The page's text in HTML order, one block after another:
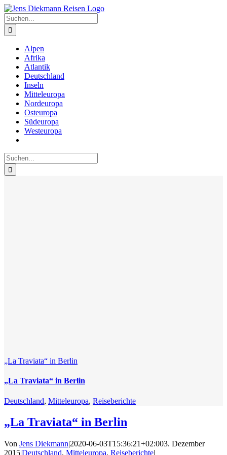
Zum
Inhalt
springen
Suche
nach:
Alpen
Afrika
Atlantik
Deutschland
Inseln
Mitteleuropa
Nordeuropa
Osteuropa
Südeuropa
Westeuropa
Suche
nach:
„La Traviata“ in Berlin
„La Traviata“ in Berlin
Deutschland, Mitteleuropa, Reiseberichte
„La Traviata“ in Berlin
Von Jens Diekmann|2020-06-03T15:36:21+02:003. Dezember
2015|Deutschland, Mitteleuropa, Reiseberichte|